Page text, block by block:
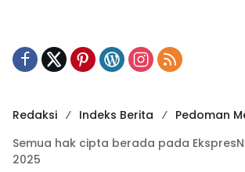
Redaksi Indeks Berita
Pedoman
Semua hak cipta berada pada
2025